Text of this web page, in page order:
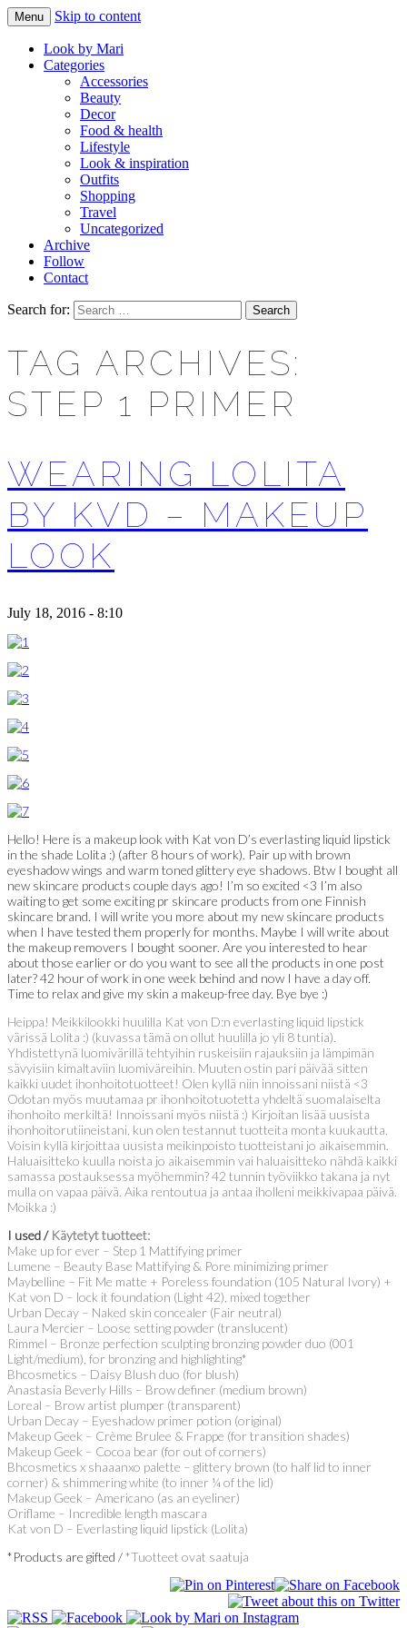
LOOK BY MARI
Makeup & beauty blog
Menu Skip to content
Look by Mari
Categories
Accessories
Beauty
Decor
Food & health
Lifestyle
Look & inspiration
Outfits
Shopping
Travel
Uncategorized
Archive
Follow
Contact
Search for:
TAG ARCHIVES:
STEP 1 PRIMER
WEARING LOLITA
BY KVD – MAKEUP
LOOK
July 18, 2016 - 8:10
Hello! Here is a makeup look with Kat von D’s everlasting liquid lipstick
in the shade Lolita :) (after 8 hours of work). Pair up with brown
eyeshadow wings and warm toned glittery eye shadows. Btw I bought all
new skincare products couple days ago! I’m so excited <3 I’m also
waiting to get some exciting pr skincare products from one Finnish
skincare brand. I will write you more about my new skincare products
when I have tested them properly for months. Maybe I will write about
the makeup removers I bought sooner. Are you interested to hear
about those earlier or do you want to see all the products in one post
later? 42 hour of work in one week behind and now I have a day off.
Time to relax and give my skin a makeup-free day. Bye bye :)
Heippa! Meikkilookki huulilla Kat von D:n everlasting liquid lipstick
värissä Lolita :) (kuvassa tämä on ollut huulilla jo yli 8 tuntia).
Yhdistettynä luomivärillä tehtyihin ruskeisiin rajauksiin ja lämpimän
sävyisiin kimaltaviin luomiväreihin. Muuten ostin pari päivää sitten
kaikki uudet ihonhoitotuotteet! Olen kyllä niin innoissani niistä <3
Odotan myös muutamaa pr ihonhoitotuotetta yhdeltä suomalaiselta
ihonhoito merkiltä! Innoissani myös niistä :) Kirjoitan lisää uusista
ihonhoitorutiineistani, kun olen testannut tuotteita monta kuukautta.
Voisin kyllä kirjoittaa uusista meikinpoisto tuotteistani jo aikaisemmin.
Haluaisitteko kuulla noista jo aikaisemmin vai haluaisitteko nähdä kaikki
samassa postauksessa myöhemmin? 42 tunnin työviikko takana ja nyt
mulla on vapaa päivä. Aika rentoutua ja antaa iholleni meikkivapaa päivä.
Moikka :)
I used / Käytetyt tuotteet:
Make up for ever – Step 1 Mattifying primer
Lumene – Beauty Base Mattifying & Pore minimizing primer
Maybelline – Fit Me matte + Poreless foundation (105 Natural Ivory) +
Kat von D – lock it foundation (Light 42), mixed together
Urban Decay – Naked skin concealer (Fair neutral)
Laura Mercier – Loose setting powder (translucent)
Rimmel – Bronze perfection sculpting bronzing powder duo (001
Light/medium), for bronzing and highlighting*
Bhcosmetics – Daisy Blush duo (for blush)
Anastasia Beverly Hills – Brow definer (medium brown)
Loreal – Brow artist plumper (transparent)
Urban Decay – Eyeshadow primer potion (original)
Makeup Geek – Crème Brulee & Frappe (for transition shades)
Makeup Geek – Cocoa bear (for out of corners)
Bhcosmetics x shaaanxo palette – glittery brown (to half lid to inner
corner) & shimmering white (to inner ¼ of the lid)
Makeup Geek – Americano (as an eyeliner)
Oriflame – Incredible length mascara
Kat von D – Everlasting liquid lipstick (Lolita)
*Products are gifted /*Tuotteet ovat saatuja